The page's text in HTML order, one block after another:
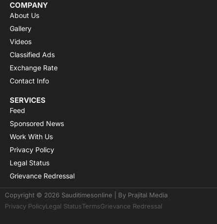
COMPANY
About Us
Gallery
Videos
Classified Ads
Exchange Rate
Contact Info
SERVICES
Feed
Sponsored News
Work With Us
Privacy Policy
Legal Status
Grievance Redressal
Copyright © 2026 Sauditimesonline | By Prajital Media
Privacy PolicyLegal StatusTermsGrievance Redressal